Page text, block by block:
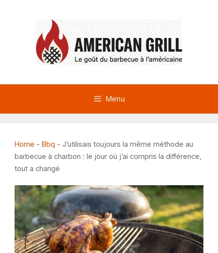
Menu
Home - Bbq - J’utilisais toujours la même méthode au
barbecue à charbon : le jour où j’ai compris la différence,
tout a changé